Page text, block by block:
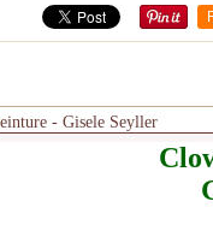
- Gisele Seyller